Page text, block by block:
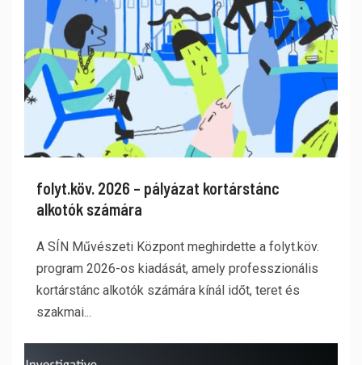
folyt.köv. 2026 – pályázat kortárstánc
alkotók számára
A SÍN Művészeti Központ meghirdette a folyt.köv.
program 2026-os kiadását, amely professzionális
kortárstánc alkotók számára kínál időt, teret és
szakmai...